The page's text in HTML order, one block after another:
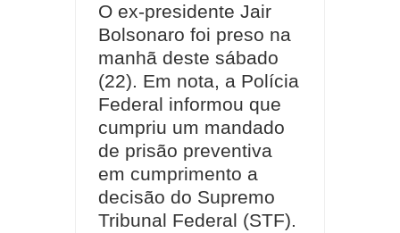
O ex-presidente Jair
Bolsonaro foi preso na
manhã deste sábado
(22). Em nota, a Polícia
Federal informou que
cumpriu um mandado
de prisão preventiva
em cumprimento a
decisão do Supremo
Tribunal Federal (STF).